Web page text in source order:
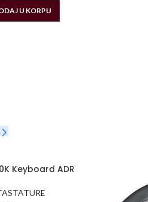
U KORPU
Keyboard ADR